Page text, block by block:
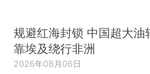
规避红海封锁 中国超大油
靠埃及绕行非洲
2026年08月06日